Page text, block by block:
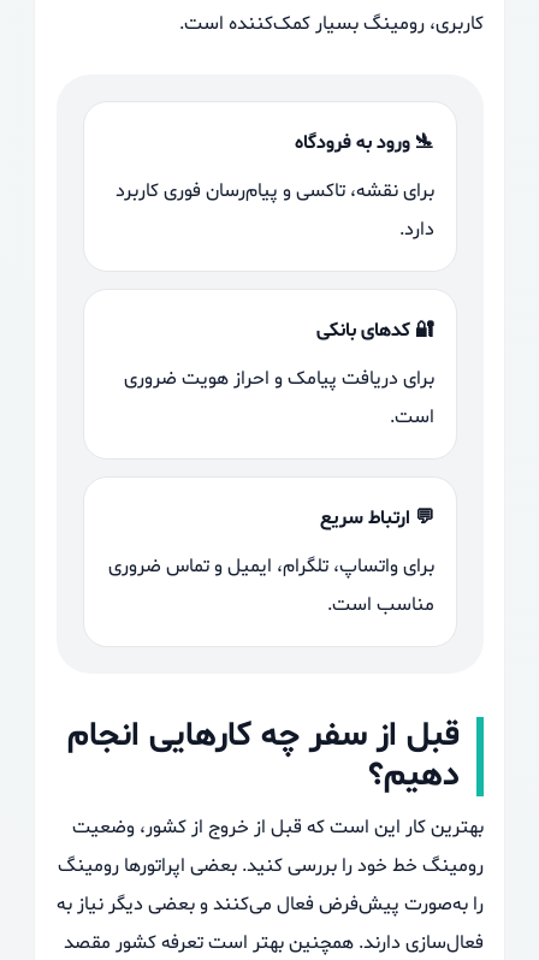
کاربری، رومینگ بسیار کمک‌کننده است.
🛬 ورود به فرودگاه
برای نقشه، تاکسی و پیام‌رسان فوری کاربرد
دارد.
🔐 کدهای بانکی
برای دریافت پیامک و احراز هویت ضروری
است.
💬 ارتباط سریع
برای واتساپ، تلگرام، ایمیل و تماس ضروری
مناسب است.
قبل از سفر چه کارهایی انجام
دهیم؟
بهترین کار این است که قبل از خروج از کشور، وضعیت
رومینگ خط خود را بررسی کنید. بعضی اپراتورها رومینگ
را به‌صورت پیش‌فرض فعال می‌کنند و بعضی دیگر نیاز به
فعال‌سازی دارند. همچنین بهتر است تعرفه کشور مقصد